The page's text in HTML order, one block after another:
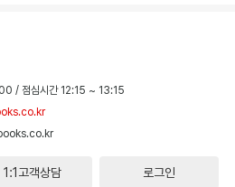
/ 점심시간 12:15 ~ 13:15
1:1고객상담 로그인